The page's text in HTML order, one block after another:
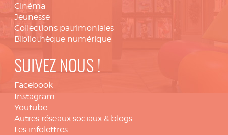
Cinéma
Jeunesse
Collections patrimoniales
Bibliothèque numérique
SUIVEZ NOUS !
Facebook
Instagram
Youtube
Autres réseaux sociaux & blogs
Les infolettres